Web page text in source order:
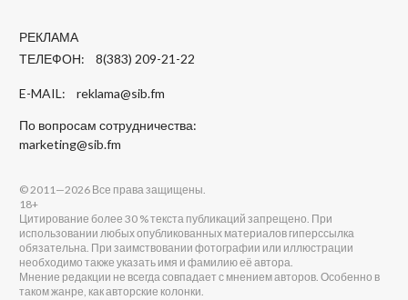
РЕКЛАМА
ТЕЛЕФОН: 8(383) 209-21-22
E-MAIL: reklama@sib.fm
По вопросам сотрудничества:
marketing@sib.fm
© 2011—2026 Все права защищены.
18+
Цитирование более 30 % текста публикаций запрещено. При
использовании любых опубликованных материалов гиперссылка
обязательна. При заимствовании фотографии или иллюстрации
необходимо также указать имя и фамилию её автора.
Мнение редакции не всегда совпадает с мнением авторов. Особенно в
таком жанре, как авторские колонки.